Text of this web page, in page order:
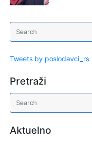
Tweets by poslodavci_rs
Pretraži
Aktuelno